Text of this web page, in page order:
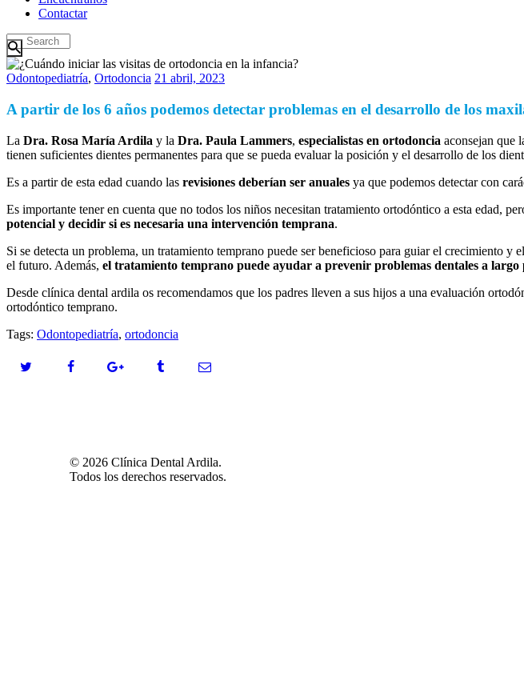
Contactar
Odontopediatría, Ortodoncia 21 abril, 2023
A partir de los 6 años podemos detectar problemas en el desarrollo de los
La Dra. Rosa María Ardila y la Dra. Paula Lammers, especialistas en ortodoncia aconsejan que
tienen suficientes dientes permanentes para que se pueda evaluar la posición y el desarrollo de los
Es a partir de esta edad cuando las revisiones deberían ser anuales ya que podemos detectar con
Es importante tener en cuenta que no todos los niños necesitan tratamiento ortodóntico a esta edad,
potencial y decidir si es necesaria una intervención temprana.
Si se detecta un problema, un tratamiento temprano puede ser beneficioso para guiar el crecimiento
el futuro. Además, el tratamiento temprano puede ayudar a prevenir problemas dentales a largo
Desde clínica dental ardila os recomendamos que los padres lleven a sus hijos a una evaluación
ortodóntico temprano.
Tags: Odontopediatría, ortodoncia
© 2026 Clínica Dental Ardila.
Todos los derechos reservados.